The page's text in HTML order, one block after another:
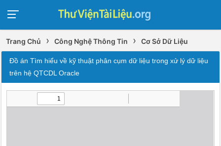
Trang Chủ › Công Nghệ Thông Tin › Cơ Sở Dữ Liệu
Đồ án Tìm hiểu về kỹ thuật phân cụm dữ liệu trong xử lý dữ liệu
trên hệ QTCDL Oracle